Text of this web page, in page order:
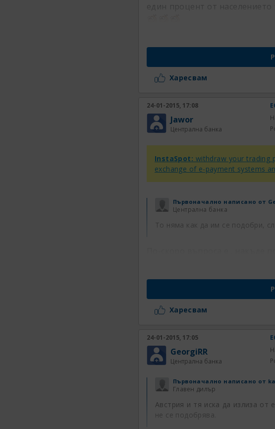
Харесвам
24-01-2015, 17:08
Jawor
Централна банка
InstaSpot: withdraw your trading
exchange of e-payment systems
Първоначално написано от
Централна банка
То няма как да им се подобри,
Харесвам
24-01-2015, 17:05
GeorgiRR
Централна банка
Първоначално написано от
Главен дилър
Австрия и тя иска да излиза
не се подобрява.